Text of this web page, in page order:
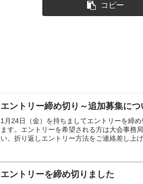
コピー
エントリー締め切り～追加募集につ
1月24日（金）を持ちましてエントリーを締
ます。エントリーを希望される方は大会事務
い。折り返しエントリー方法をご連絡差し上げ
エントリーを締め切りました